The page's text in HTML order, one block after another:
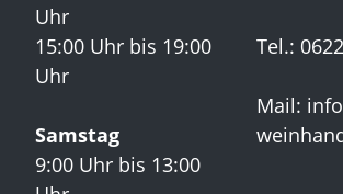
Uhr
15:00 Uhr bis 19:00
Uhr
Samstag
9:00 Uhr bis 13:00
Tel.:
Mail: